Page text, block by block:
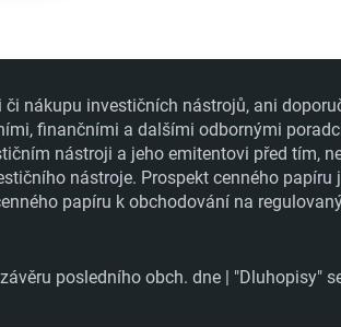
nákupu investičních nástrojů, ani
finančními a dalšími odbornými
nástroji a jeho emitentovi před tím,
nástroje. Prospekt cenného papíru
papíru k obchodování na
posledního obch. dne | "Dluhopisy"